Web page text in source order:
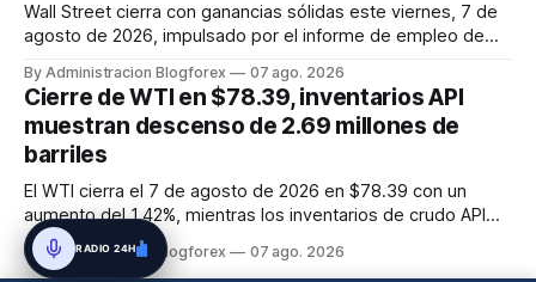
Wall Street cierra con ganancias sólidas este viernes, 7 de
agosto de 2026, impulsado por el informe de empleo de
de trabajo. Este dato macroeconómico incrementó las
expectativas de que la Reserva Federal pueda flexibilizar su
política m...
By Administracion Blogforex 07 ago. 2026
Cierre de WTI en $78.39, inventarios API
muestran descenso de 2.69 millones de
barriles
El WTI cierra el 7 de agosto de 2026 en $78.39 con un
aumento del 1.42%, mientras los inventarios de crudo API
caen en 2.69 millones de barriles, sugiriendo una
contracción de la oferta.
By Administracion Blogforex 07 ago. 2026
RADIO 24H